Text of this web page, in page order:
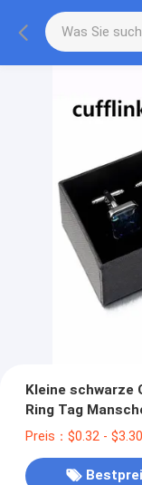
Kleine schwarze
Ring Tag
Preis：$0.32 -